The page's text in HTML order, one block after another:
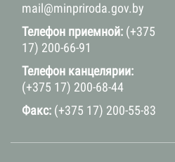
mail@minpriroda.gov.by
Телефон приемной: (+375
17) 200-66-91
Телефон канцелярии:
(+375 17) 200-68-44
Факс: (+375 17) 200-55-83